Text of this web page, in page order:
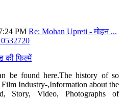
PM Re: Mohan Upreti - मोहन ...
की फिल्में
be found here.The history of so
Industry-,Information about the
Story, Video, Photographs of